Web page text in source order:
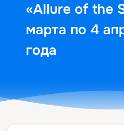
«Allure of the
марта по 4
года